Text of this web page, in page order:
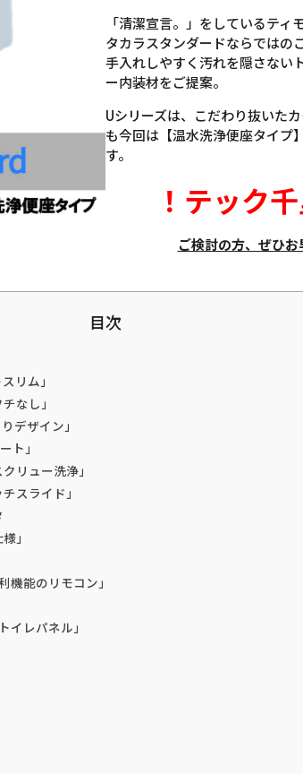
「清潔宣言。」をしているティ
タカラスタンダードならではの
手入れしやすく汚れを隠さない
ー内装材をご提案。
Uシリーズは、こだわり抜いた
も今回は【温水洗浄便座タイプ
す。
！ テック
ご検討の方、ぜひお
目次
リム」
なし」
デザイン」
ト」
リュー洗浄」
スライド」
」
機能のリモコン」
イレパネル」